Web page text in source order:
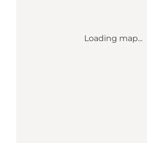
Loading map...